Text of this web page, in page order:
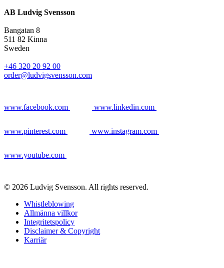
AB Ludvig Svensson
Bangatan 8
511 82 Kinna
Sweden
+46 320 20 92 00
order@ludvigsvensson.com
www.facebook.com www.linkedin.com
www.pinterest.com www.instagram.com
www.youtube.com
© 2026 Ludvig Svensson. All rights reserved.
Whistleblowing
Allmänna villkor
Integritetspolicy
Disclaimer & Copyright
Karriär